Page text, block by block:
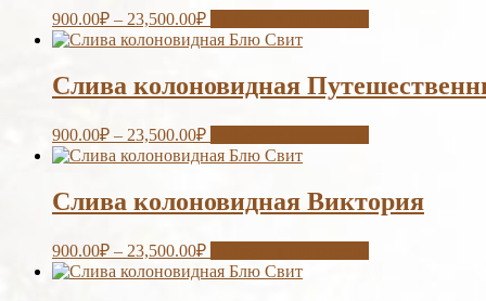
900.00₽ – 23,500.00₽
Слива колоновидная
900.00₽ – 23,500.00₽
Слива колоновидная Виктория
900.00₽ – 23,500.00₽